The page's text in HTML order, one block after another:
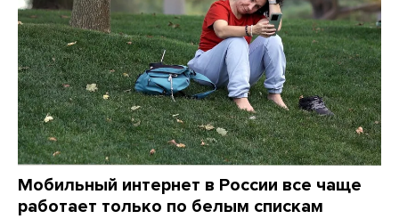
Мобильный интернет в России все чаще
работает только по белым спискам